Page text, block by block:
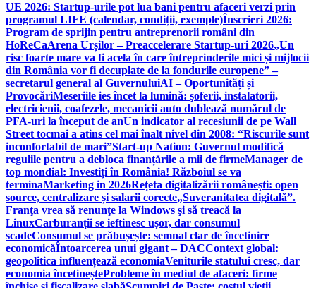
UE 2026: Startup-urile pot lua bani pentru afaceri verzi prin
programul LIFE (calendar, condiții, exemple)Înscrieri 2026:
Program de sprijin pentru antreprenorii români din
HoReCaArena Urșilor – Preaccelerare Startup-uri 2026„Un
risc foarte mare va fi acela în care întreprinderile mici și mijlocii
din România vor fi decuplate de la fondurile europene” –
secretarul general al GuvernuluiAI – Oportunități și
ProvocăriMeseriile ies încet la lumină: şoferii, instalatorii,
electricienii, coafezele, mecanicii auto dublează numărul de
PFA-uri la început de anUn indicator al recesiunii de pe Wall
Street tocmai a atins cel mai înalt nivel din 2008: “Riscurile sunt
inconfortabil de mari”Start-up Nation: Guvernul modifică
regulile pentru a debloca finanțările a mii de firmeManager de
top mondial: Investiți în România! Războiul se va
terminaMarketing in 2026Rețeta digitalizării românești: open
source, centralizare și salarii corecte„Suveranitatea digitală”.
Franţa vrea să renunţe la Windows şi să treacă la
LinuxCarburanții se ieftinesc ușor, dar consumul
scadeConsumul se prăbușește: semnal clar de încetinire
economicăÎntoarcerea unui gigant – DACContext global:
geopolitica influențează economiaVeniturile statului cresc, dar
economia încetineșteProbleme în mediul de afaceri: firme